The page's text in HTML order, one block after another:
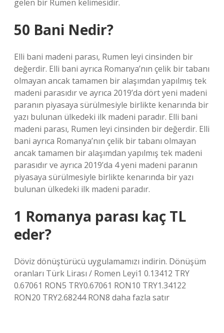
gelen bir Rumen kelimesidir.
50 Bani Nedir?
Elli bani madeni parası, Rumen leyi cinsinden bir
değerdir. Elli bani ayrıca Romanya’nın çelik bir tabanı
olmayan ancak tamamen bir alaşımdan yapılmış tek
madeni parasıdır ve ayrıca 2019’da dört yeni madeni
paranın piyasaya sürülmesiyle birlikte kenarında bir
yazı bulunan ülkedeki ilk madeni paradır. Elli bani
madeni parası, Rumen leyi cinsinden bir değerdir. Elli
bani ayrıca Romanya’nın çelik bir tabanı olmayan
ancak tamamen bir alaşımdan yapılmış tek madeni
parasıdır ve ayrıca 2019’da 4 yeni madeni paranın
piyasaya sürülmesiyle birlikte kenarında bir yazı
bulunan ülkedeki ilk madeni paradır.
1 Romanya parası kaç TL
eder?
Döviz dönüştürücü uygulamamızı indirin. Dönüşüm
oranları Türk Lirası / Romen Leyi1 0.13412 TRY
0.67061 RON5 TRY0.67061 RON10 TRY1.34122
RON20 TRY2.68244 RON8 daha fazla satır